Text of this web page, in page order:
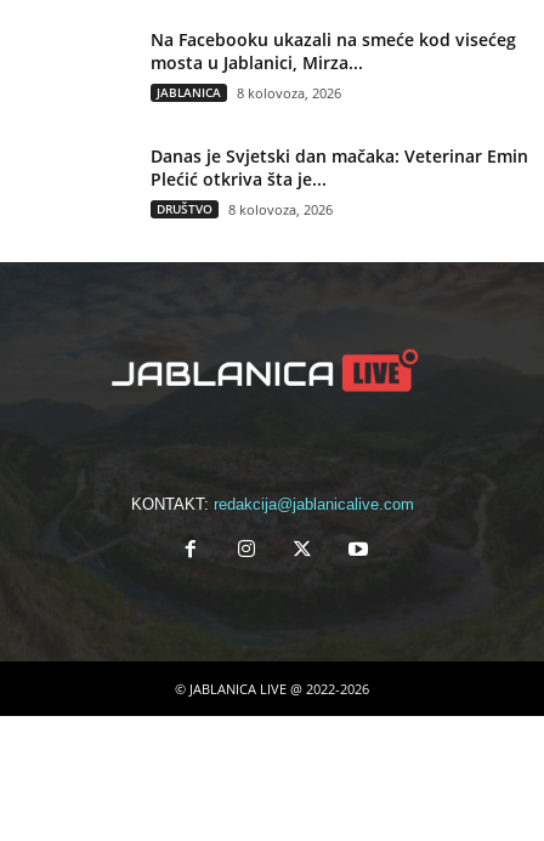
Na Facebooku ukazali na smeće kod visećeg
mosta u Jablanici, Mirza...
JABLANICA 8 kolovoza, 2026
Danas je Svjetski dan mačaka: Veterinar Emin
Plećić otkriva šta je...
DRUŠTVO 8 kolovoza, 2026
KONTAKT: redakcija@jablanicalive.com
© JABLANICA LIVE @ 2022-2026